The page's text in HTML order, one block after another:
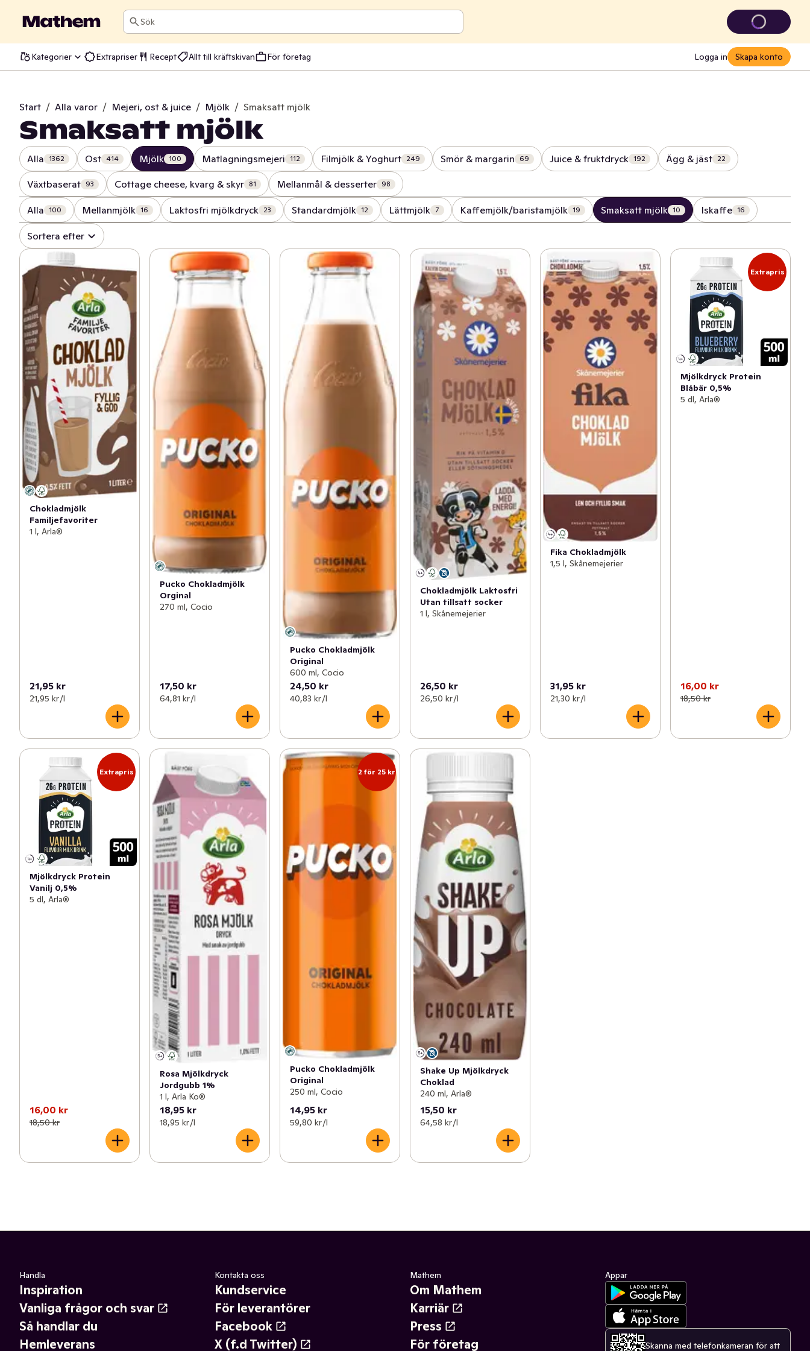
Sök
Kategorier Extrapriser Recept Allt till kräftskivan För företag Logga in Skapa konto
Start / Alla varor / Mejeri, ost & juice / Mjölk / Smaksatt mjölk
Smaksatt mjölk
Alla 1362 Ost 414 Mjölk 100 Matlagningsmejeri 112 Filmjölk & Yoghurt 249 Smör & margarin 69 Juice & fruktdryck 192 Ägg & jäst 22
Växtbaserat 93 Cottage cheese, kvarg & skyr 81 Mellanmål & desserter 98
Alla 100 Mellanmjölk 16 Laktosfri mjölkdryck 23 Standardmjölk 12 Lättmjölk 7 Kaffemjölk/baristamjölk 19 Smaksatt mjölk 10 Iskaffe 16
Sortera efter
Chokladmjölk
Familjefavoriter
1 l, Arla®
21,95 kr
21,95 kr /l
Pucko Chokladmjölk
Orginal
270 ml, Cocio
17,50 kr
64,81 kr /l
Pucko Chokladmjölk
Original
600 ml, Cocio
24,50 kr
40,83 kr /l
Chokladmjölk Laktosfri
Utan tillsatt socker
1 l, Skånemejerier
26,50 kr
26,50 kr /l
Fika Chokladmjölk
1,5 l, Skånemejerier
31,95 kr
21,30 kr /l
Extrapris
Mjölkdryck Protein
Blåbär 0,5%
5 dl, Arla®
16,00 kr
18,50 kr
Extrapris
Mjölkdryck Protein
Vanilj 0,5%
5 dl, Arla®
16,00 kr
18,50 kr
Rosa Mjölkdryck
Jordgubb 1%
1 l, Arla Ko®
18,95 kr
18,95 kr /l
2 för 25 kr
Pucko Chokladmjölk
Original
250 ml, Cocio
14,95 kr
59,80 kr /l
Shake Up Mjölkdryck
Choklad
240 ml, Arla®
15,50 kr
64,58 kr /l
Handla
Inspiration
Vanliga frågor och svar
Så handlar du
Hemleverans
Kontakta oss
Kundservice
För leverantörer
Facebook
X (f.d Twitter)
Mathem
Om Mathem
Karriär
Press
För företag
Appar
Skanna med telefonkameran för att